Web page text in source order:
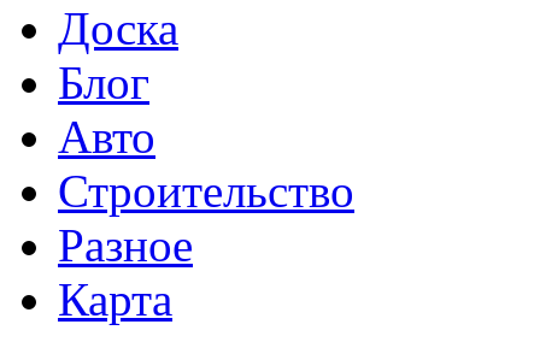
Доска
Блог
Авто
Строительство
Разное
Карта